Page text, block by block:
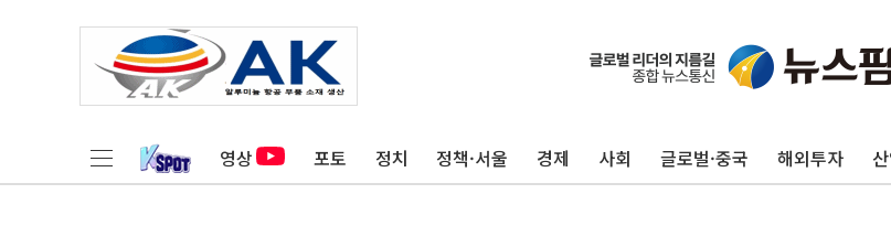
영상 포토 정치 정책·서울 경제 사회 글로벌·중국 해외투자
유럽증시, 견조한 실
리투아니아 국방 "러,